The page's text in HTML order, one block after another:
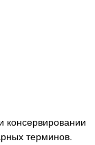
консервировании
терминов.